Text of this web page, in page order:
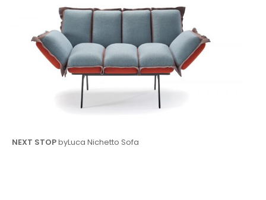
NEXT STOPbyLuca Nichetto Sofa